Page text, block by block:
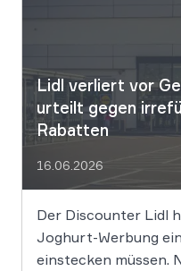
Lidl verliert vor
urteilt gegen
Rabatten
16.06.2026
Der Discounter Lidl
Joghurt-Werbung
einstecken müssen.